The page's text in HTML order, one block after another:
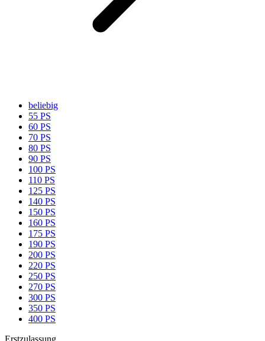
beliebig
55 PS
60 PS
70 PS
80 PS
90 PS
100 PS
110 PS
125 PS
140 PS
150 PS
160 PS
175 PS
190 PS
200 PS
220 PS
250 PS
270 PS
300 PS
350 PS
400 PS